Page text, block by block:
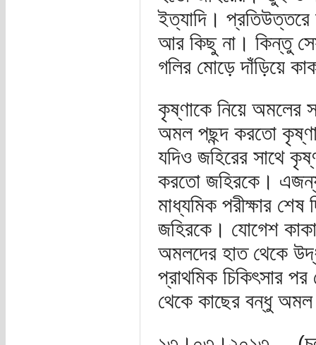
ইত্যাদি।
আর কিছু না। কিন্তু
গলির মোড়ে দাঁড়িয়ে
কৃষ্ণাকে নিয়ে অমলের
অমল পছন্দ করতো
যদিও জহিরের সাথে
করতো জহিরকে।
মাধ্যমিক পরীক্ষার
জহিরকে। যোগেশ কাকা
অমলদের হাত থেকে
প্রাথমিক চিকিৎসার
থেকে কাছের বন্ধু